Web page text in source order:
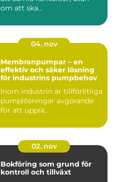
om att ska...
04. nov
Membranpumpar – en
effektiv och säker lösning
för industrins pumpbehov
Inom industrin är tillförlitliga
pumplösningar avgörande
för att upprä...
02. nov
Bokföring som grund för
kontroll och tillväxt